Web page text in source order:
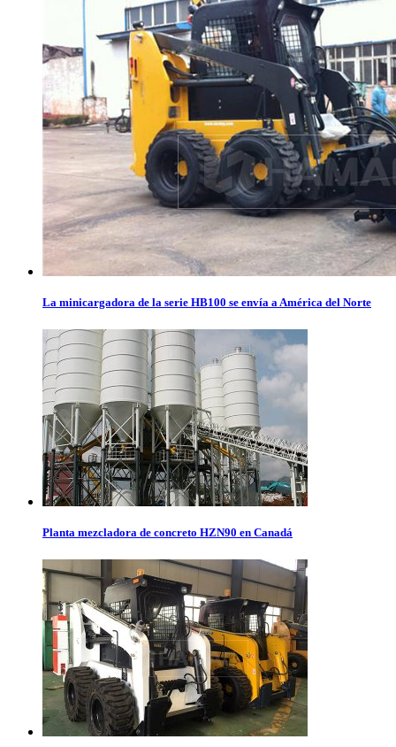
La minicargadora de la serie HB100 se envía a América del Norte
Planta mezcladora de concreto HZN90 en Canadá